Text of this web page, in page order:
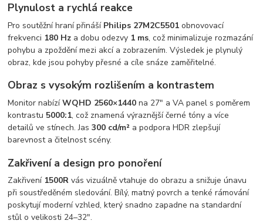
Plynulost a rychlá reakce
Pro soutěžní hraní přináší Philips 27M2C5501 obnovovací
frekvenci 180 Hz a dobu odezvy 1 ms, což minimalizuje rozmazání
pohybu a zpoždění mezi akcí a zobrazením. Výsledek je plynulý
obraz, kde jsou pohyby přesné a cíle snáze zaměřitelné.
Obraz s vysokým rozlišením a kontrastem
Monitor nabízíWQHD 2560×1440 na 27" a VA panel s poměrem
kontrastu 5000:1, což znamená výraznější černé tóny a více
detailů ve stínech. Jas300 cd/m² a podpora HDR zlepšují
barevnost a čitelnost scény.
Zakřivení a design pro ponoření
Zakřivení 1500R vás vizuálně vtahuje do obrazu a snižuje únavu
při soustředěném sledování. Bílý, matný povrch a tenké rámování
poskytují moderní vzhled, který snadno zapadne na standardní
stůl o velikosti 24–32".